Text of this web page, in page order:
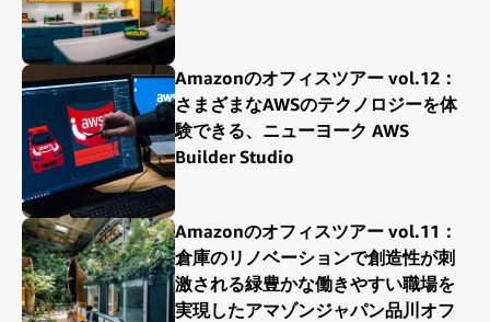
Amazonのオフィスツアー vol.12：
さまざまなAWSのテクノロジーを体
験できる、ニューヨーク AWS
Builder Studio
Amazonのオフィスツアー vol.11：
倉庫のリノベーションで創造性が刺
激される緑豊かな働きやすい職場を
実現したアマゾンジャパン品川オフ